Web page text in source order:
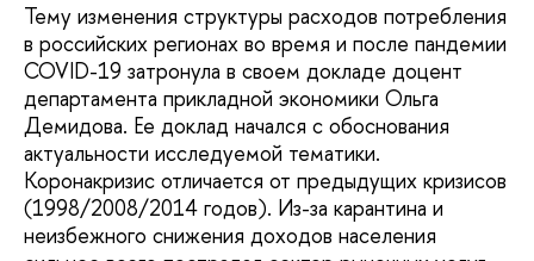
Тему изменения структуры расходов потребления
в российских регионах во время и после пандемии
COVID-19 затронула в своем докладе доцент
департамента прикладной экономики Ольга
Демидова. Ее доклад начался с обоснования
актуальности исследуемой тематики.
Коронакризис отличается от предыдущих кризисов
(1998/2008/2014 годов). Из-за карантина и
неизбежного снижения доходов населения